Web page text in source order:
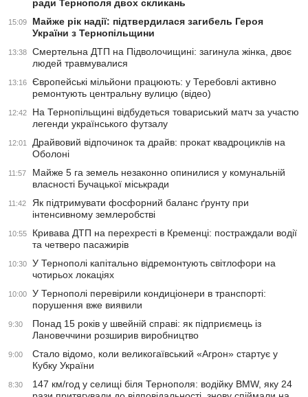
ради Тернополя двох скликань
15:09
Майже рік надії: підтвердилася загибель Героя
України з Тернопільщини
13:38
Смертельна ДТП на Підволочищині: загинула жінка, двоє
людей травмувалися
13:16
Європейські мільйони працюють: у Теребовлі активно
ремонтують центральну вулицю (відео)
12:42
На Тернопільщині відбудеться товариський матч за участю
легенди українського футзалу
12:01
Драйвовий відпочинок та драйв: прокат квадроциклів на
Оболоні
11:57
Майже 5 га земель незаконно опинилися у комунальній
власності Бучацької міськради
11:42
Як підтримувати фосфорний баланс ґрунту при
інтенсивному землеробстві
10:55
Кривава ДТП на перехресті в Кременці: постраждали водії
та четверо пасажирів
10:30
У Тернополі капітально відремонтують світлофори на
чотирьох локаціях
10:00
У Тернополі перевірили кондиціонери в транспорті:
порушення вже виявили
9:30
Понад 15 років у швейній справі: як підприємець із
Лановеччини розширив виробництво
9:00
Стало відомо, коли великогаївський «Агрон» стартує у
Кубку України
8:30
147 км/год у селищі біля Тернополя: водійку BMW, яку 24